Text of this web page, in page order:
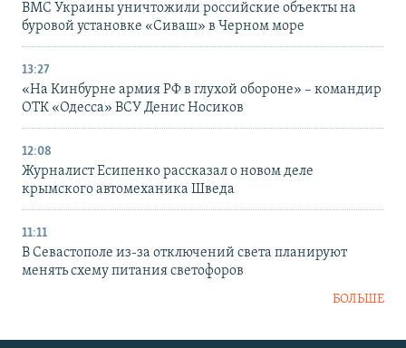
ВМС Украины уничтожили российские объекты на
буровой установке «Сиваш» в Черном море
13:27
«На Кинбурне армия РФ в глухой обороне» – командир
ОТК «Одесса» ВСУ Денис Носиков
12:08
Журналист Есипенко рассказал о новом деле
крымского автомеханика Шведа
11:11
В Севастополе из-за отключений света планируют
менять схему питания светофоров
БОЛЬШЕ